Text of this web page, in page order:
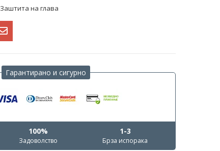
Заштита на глава
Гарантирано и сигурно
100%
Задоволство
1-3
Брза испорака